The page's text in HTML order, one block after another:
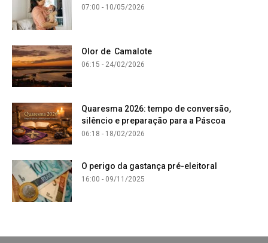
07:00 - 10/05/2026
Olor de Camalote
06:15 - 24/02/2026
Quaresma 2026: tempo de conversão,
silêncio e preparação para a Páscoa
06:18 - 18/02/2026
O perigo da gastança pré-eleitoral
16:00 - 09/11/2025